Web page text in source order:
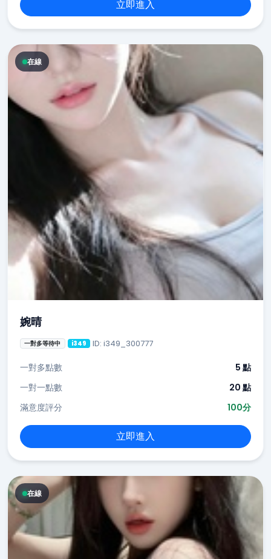
立即進入
在線
婉晴
一對多等待中 i349 ID: i349_300777
一對多點數
5 點
一對一點數
20 點
滿意度評分
100分
立即進入
在線